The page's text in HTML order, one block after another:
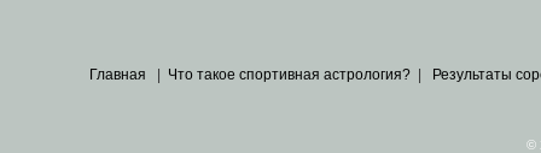
Главная Что такое спортивная астрология? Результаты
©